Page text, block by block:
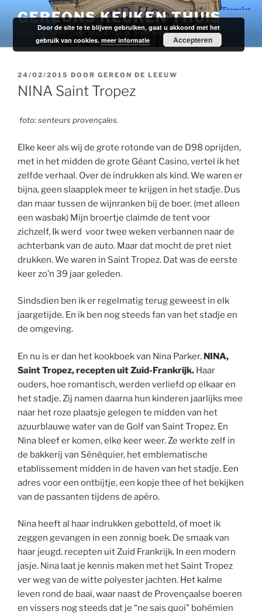
naar
inhoud
GEREONS KEUKEN THUIS
Fijne verhalen over wijn en spijs voor alledag.
GEPLAATST
OP
24/02/2015 DOOR GEREON DE LEEUW
NINA Saint Tropez
foto: senteurs provençales.
Elke keer als wij de grote rotonde van de D98 oprijden,
met in het midden de grote Géant Casino, vertel ik het
zelfde verhaal. Over de indrukken als kind. We waren er
bijna, geen slaapplek meer te krijgen in het stadje. Dus
dan maar tussen de wijnranken bij de boer. (met alleen
een wasbak) Mijn broertje claimde de tent voor
zichzelf, Ik werd voor twee weken verbannen naar de
achterbank van de auto. Maar dat mocht de pret niet
drukken. We waren in Saint Tropez. Dat was de eerste
keer zo’n 39 jaar geleden.
Sindsdien ben ik er regelmatig terug geweest in elk
jaargetijde. En ik ben nog steeds fan van het stadje en
de omgeving.
En nu is er dan het kookboek van Nina Parker. NINA,
Saint Tropez, recepten uit Zuid-Frankrijk. Haar
ouders, hoe romantisch, werden verliefd op elkaar en
het stadje. Zij namen daarna hun kinderen jaarlijks mee
naar het roze plaatsje gelegen te midden van het
azuurblauwe water van de Golf van Saint Tropez. En
Nina bleef er komen, elke keer weer. Ze werkte zelf in
de bakkerij van Sénéquier, het emblematische
etablissement midden in de haven van het stadje. Een
adres voor een ontbijtje, een kopje thee of het bekijken
van de passanten tijdens de apéro.
Nina heeft al haar indrukken gebotteld, of moet ik
zeggen gevangen in een zonnig boek. De smaak van
haar jeugd. recepten uit Zuid Frankrijk. In een modern
jasje. Nina laat je kennis maken met het Saint Tropez
ver weg van de witte polyester jachten. Het kalme
leven rond de baai, waar naast de Provençaalse boeren
en vissers nog steeds dat je “ne sais quoi” bohémien
Door de site te te blijven gebruiken, gaat u akkoord met het
gebruik van cookies.meer informatie Accepteren